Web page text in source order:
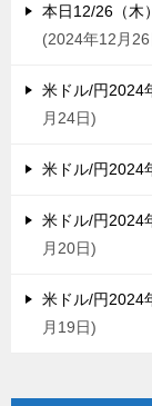
本日12/26（木
2024年12月26
米ドル/円2024
月24日
米ドル/円2024
米ドル/円2024
月20日
米ドル/円2024
月19日